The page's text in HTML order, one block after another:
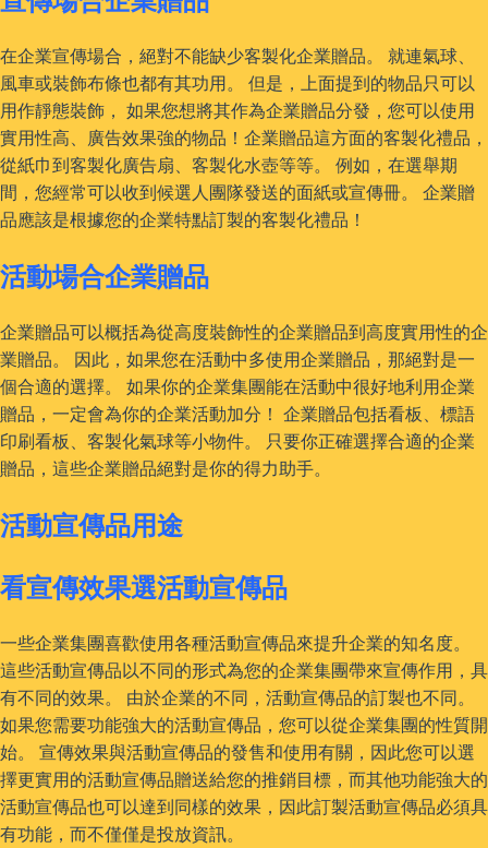
在企業宣傳場合，絕對不能缺少客製化企業贈品。 就連氣球、
風車或裝飾布條也都有其功用。 但是，上面提到的物品只可以
用作靜態裝飾， 如果您想將其作為企業贈品分發，您可以使用
實用性高、廣告效果強的物品！企業贈品這方面的客製化禮品，
從紙巾到客製化廣告扇、客製化水壺等等。 例如，在選舉期
間，您經常可以收到候選人團隊發送的面紙或宣傳冊。 企業贈
品應該是根據您的企業特點訂製的客製化禮品！
活動場合企業贈品
企業贈品可以概括為從高度裝飾性的企業贈品到高度實用性的企
業贈品。 因此，如果您在活動中多使用企業贈品，那絕對是一
個合適的選擇。 如果你的企業集團能在活動中很好地利用企業
贈品，一定會為你的企業活動加分！ 企業贈品包括看板、標語
印刷看板、客製化氣球等小物件。 只要你正確選擇合適的企業
贈品，這些企業贈品絕對是你的得力助手。
活動宣傳品用途
看宣傳效果選活動宣傳品
一些企業集團喜歡使用各種活動宣傳品來提升企業的知名度。
這些活動宣傳品以不同的形式為您的企業集團帶來宣傳作用，具
有不同的效果。 由於企業的不同，活動宣傳品的訂製也不同。
如果您需要功能強大的活動宣傳品，您可以從企業集團的性質開
始。 宣傳效果與活動宣傳品的發售和使用有關，因此您可以選
擇更實用的活動宣傳品贈送給您的推銷目標，而其他功能強大的
活動宣傳品也可以達到同樣的效果，因此訂製活動宣傳品必須具
有功能，而不僅僅是投放資訊。